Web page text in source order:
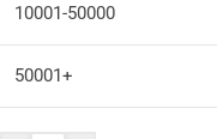
10001-50000
50001+